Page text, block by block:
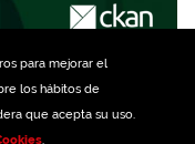
para mejorar el
los hábitos de
que acepta su uso.
.